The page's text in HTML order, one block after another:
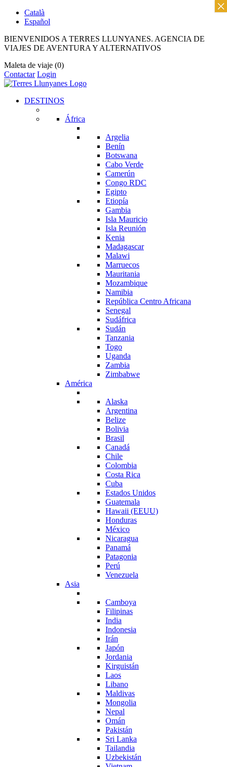
Català
Español
BIENVENIDOS A TERRES LLUNYANES. AGENCIA DE
VIAJES DE AVENTURA Y ALTERNATIVOS
Maleta de viaje (0)
Contactar Login
DESTINOS
África
Argelia
Benín
Botswana
Cabo Verde
Camerún
Congo RDC
Egipto
Etiopía
Gambia
Isla Mauricio
Isla Reunión
Kenia
Madagascar
Malawi
Marruecos
Mauritania
Mozambique
Namibia
República Centro Africana
Senegal
Sudáfrica
Sudán
Tanzania
Togo
Uganda
Zambia
Zimbabwe
América
Alaska
Argentina
Belize
Bolivia
Brasil
Canadá
Chile
Colombia
Costa Rica
Cuba
Estados Unidos
Guatemala
Hawaii (EEUU)
Honduras
México
Nicaragua
Panamá
Patagonia
Perú
Venezuela
Asia
Camboya
Filipinas
India
Indonesia
Irán
Japón
Jordania
Kirguistán
Laos
Libano
Maldivas
Mongolia
Nepal
Omán
Pakistán
Sri Lanka
Tailandia
Uzbekistán
×